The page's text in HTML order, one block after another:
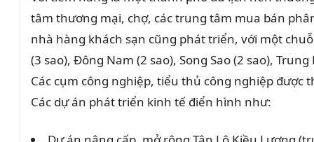
tâm thương mại, chợ, các trung tâm mua bán
nhà hàng khách sạn cũng phát triển, với một
(3 sao), Đông Nam (2 sao), Song Sao (2 sao),
Các cụm công nghiệp, tiểu thủ công nghiệp
Các dự án phát triển kinh tế điển hình như: